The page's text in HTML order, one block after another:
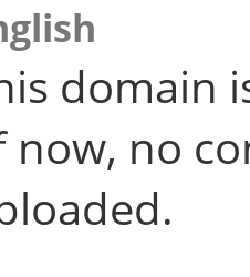
domain
now, no